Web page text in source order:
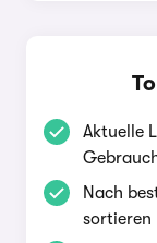
Aktuelle
Nach
sortieren